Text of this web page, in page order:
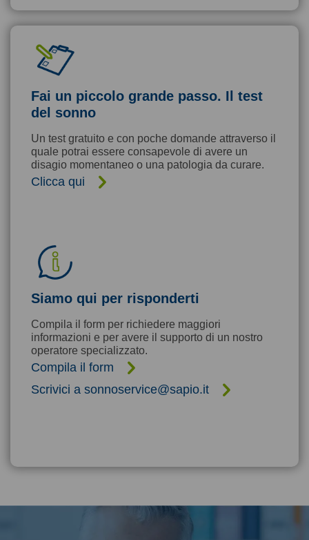
Fai un piccolo grande passo. Il test
del sonno
Un test gratuito e con poche domande attraverso il
quale potrai essere consapevole di avere un
disagio momentaneo o una patologia da curare.
Clicca qui
Siamo qui per risponderti
Compila il form per richiedere maggiori
informazioni e per avere il supporto di un nostro
operatore specializzato.
Compila il form
Scrivici a sonnoservice@sapio.it